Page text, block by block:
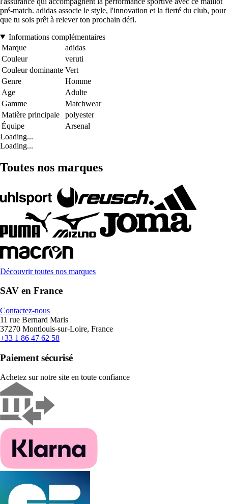
pré-match. adidas associe le style, l'innovation et la fierté du club, pour
que tu sois prêt à relever ton prochain défi.
Informations complémentaires
Marque
adidas
Couleur
veruti
Couleur dominante Vert
Genre
Homme
Age
Adulte
Gamme
Matchwear
Matière principale
polyester
Équipe
Arsenal
Loading...
Loading...
Toutes nos marques
Découvrir toutes nos marques
SAV en France
Contactez-nous
11 rue Bernard Maris
37270 Montlouis-sur-Loire, France
+33 1 86 47 62 58
Paiement sécurisé
Achetez sur notre site en toute confiance